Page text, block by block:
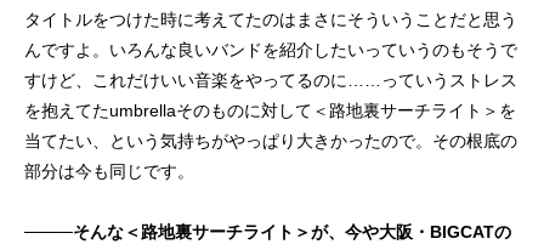
タイトルをつけた時に考えてたのはまさにそういうことだと思う
んですよ。いろんな良いバンドを紹介したいっていうのもそうで
すけど、これだけいい音楽をやってるのに……っていうストレス
を抱えてたumbrellaそのものに対して＜路地裏サーチライト＞を
当てたい、という気持ちがやっぱり大きかったので。その根底の
部分は今も同じです。
────そんな＜路地裏サーチライト＞が、今や大阪・BIGCATの